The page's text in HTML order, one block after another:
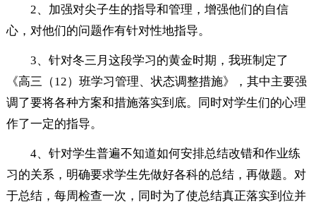
2、加强对尖子生的指导和管理，增强他们的自信
心，对他们的问题作有针对性地指导。
3、针对冬三月这段学习的黄金时期，我班制定了
《高三（12）班学习管理、状态调整措施》，其中主要强
调了要将各种方案和措施落实到底。同时对学生们的心理
作了一定的指导。
4、针对学生普遍不知道如何安排总结改错和作业练
习的关系，明确要求学生先做好各科的总结，再做题。对
于总结，每周检查一次，同时为了使总结真正落实到位并